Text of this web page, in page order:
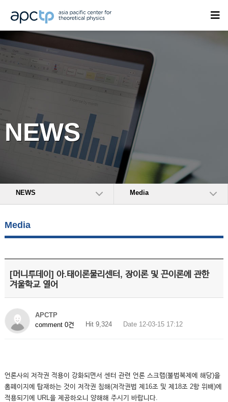
NEWS
NEWS Media
Media
[머니투데이] 아.태이론물리센터, 장이론 및 끈이론에 관한
겨울학교 열어
APCTP
comment 0건
Hit 9,324 Date 12-03-15 17:12
언론사의 저작권 적용이 강화되면서 센터 관련 언론 스크랩(불법복제에 해당)을
홈페이지에 탑재하는 것이 저작권 침해(저작권법 제16조 및 제18조 2항 위배)에
적용되기에 URL을 제공하오니 양해해 주시기 바랍니다.